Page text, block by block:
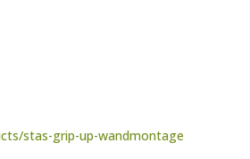
stas-grip-up-wandmontage